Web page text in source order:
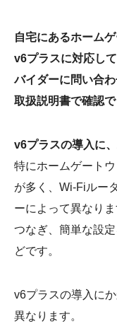
自宅にあるホーム
v6プラスに対応し
バイダーに問い合
取扱説明書で確認で
v6プラスの導入に
特にホームゲート
が多く、Wi-Fiルー
ーによって異なりま
つなぎ、簡単な設
どです。
v6プラスの導入に
異なります。